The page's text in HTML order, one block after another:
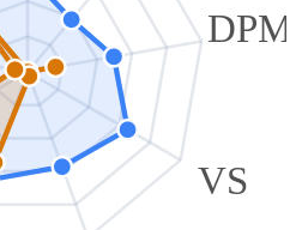
DPM
VS